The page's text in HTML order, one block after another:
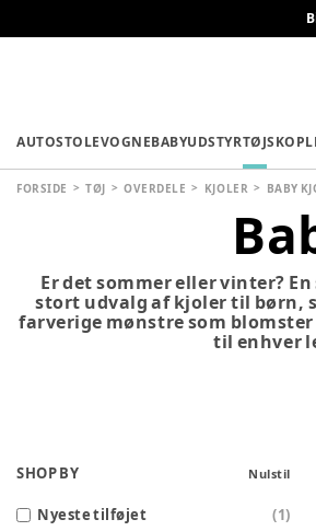
AUTOSTOLEVOGNEBABYUDSTYRTØJSKO
FORSIDE TØJ OVERDELE KJOLER BABY
Er det sommer eller vinter?
stort udvalg af kjoler til børn,
farverige mønstre som
til enhver
SHOP BY Nulstil
Nyeste tilføjet (1)